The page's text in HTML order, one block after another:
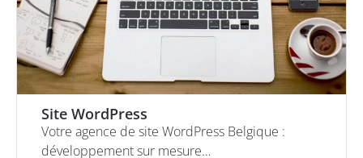
Site WordPress
Votre agence de site WordPress Belgique :
développement sur mesure…